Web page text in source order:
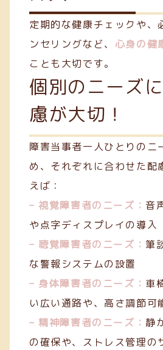
定期的な健康チェックや、
ンセリングなど、 心身の健
ことも大切です。
個別のニーズ
慮が大切！
障害当事者一人ひとりのニ
め、それぞれに合わせた配
えば：
– 視覚障害者のニーズ： 音
や点字ディスプレイの導入
– 聴覚障害者のニーズ： 筆
な警報システムの設置
– 身体障害者のニーズ： 車
い広い通路や、高さ調節可
– 精神障害者のニーズ： 静
の確保や、ストレス管理の